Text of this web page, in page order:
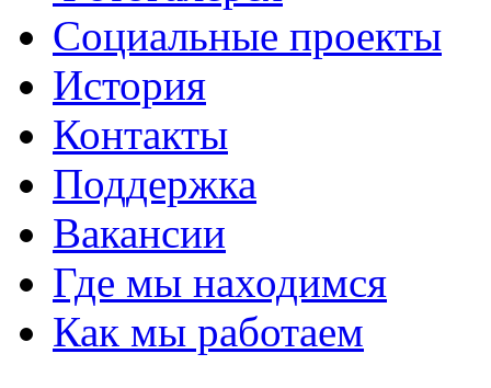
Социальные проекты
История
Контакты
Поддержка
Вакансии
Где мы находимся
Как мы работаем